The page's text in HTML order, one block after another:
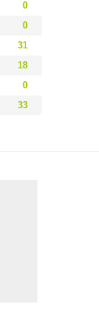
0
0
31
18
0
33